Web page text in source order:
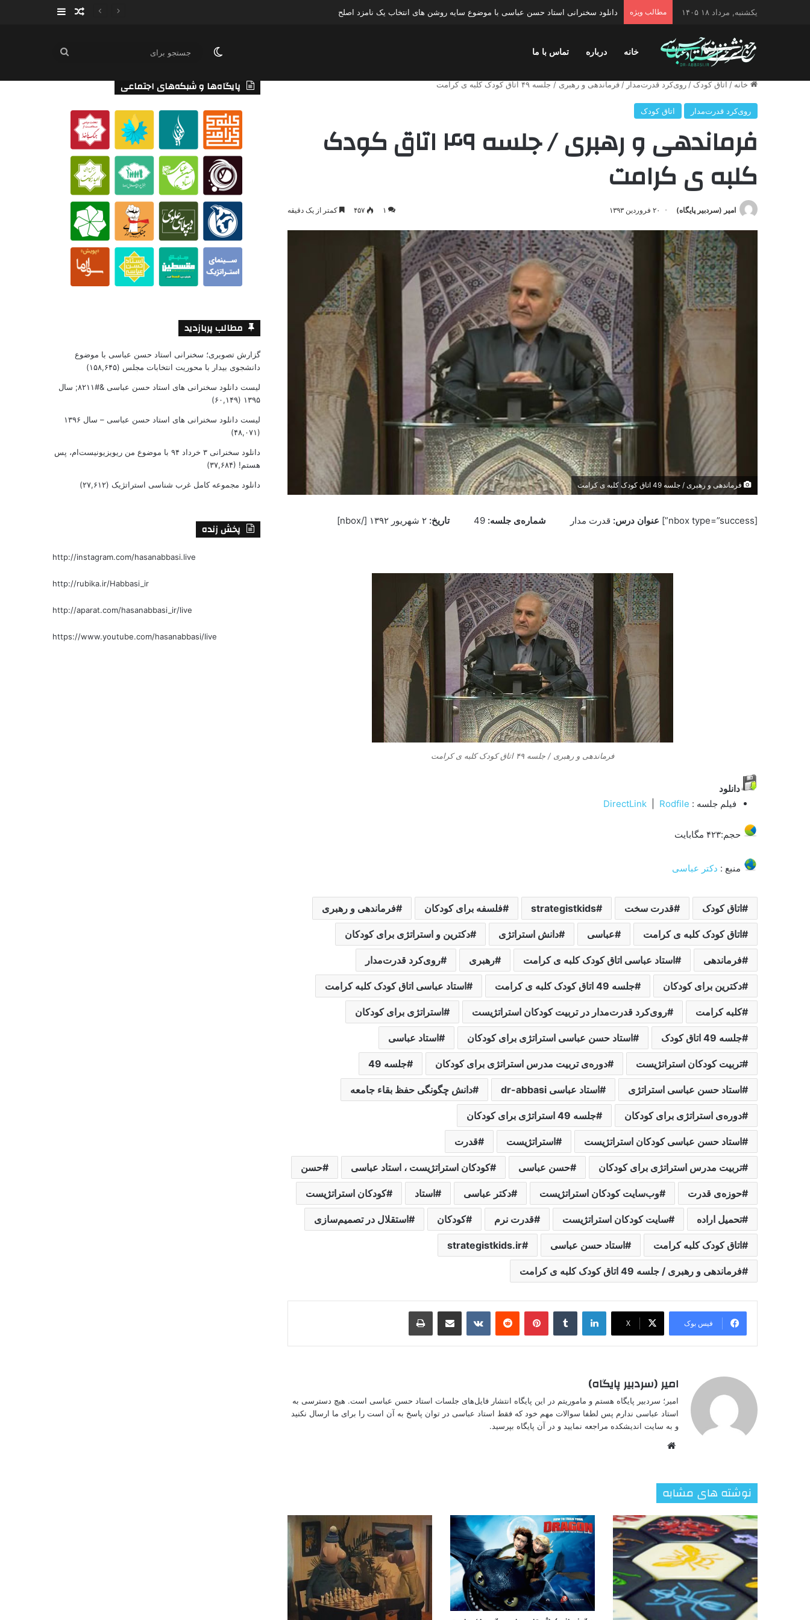
یکشنبه, مرداد ۱۸ ۱۴۰۵ مطالب ویژه دانلود سخنرانی استاد حسن عباسی با موضوع چهار انتخاب ۱۴۰۰ نوشته تصادفی
سایدبار
خانه درباره تماس با ما تغییر پوسته
جستجو
خانه / اتاق کودک / روی‌کرد قدرت‌مدار / فرماندهی و رهبری / جلسه ۴۹ اتاق کودک کلبه ی کرامت
روی‌کرد قدرت‌مدار اتاق کودک
فرماندهی و رهبری / جلسه ۴۹ اتاق کودک
کلبه ی کرامت
امیر (سردبیر پایگاه) ۲۰ فروردین ۱۳۹۳ ۱ ۴۵۷ کمتر از یک دقیقه
فرماندهی و رهبری / جلسه 49 اتاق کودک کلبه ی کرامت
[nbox type=”success”] عنوان درس: قدرت مدار شماره‌ی جلسه: تاريخ:
فرماندهی و رهبری / جلسه ۴۹ اتاق کودک کلبه ی کرامت
دانلود
فیلم جلسه :
DirectLink Rodfile
حجم:۴۲۳ مگابایت
منبع : دکتر عباسی
اتاق کودک قدرت سخت strategistkids فلسفه برای کودکان فرماندهی و رهبری
اتاق کودک کلبه ی کرامت عباسی دانش استراتژی دکترین و استراتژی برای کودکان
فرماندهی استاد عباسی اتاق کودک کلبه ی کرامت رهبری روی‌کرد قدرت‌مدار
دکترین برای کودکان جلسه 49 اتاق کودک کلبه ی کرامت استاد عباسی اتاق کودک کلبه کرامت
کلبه کرامت روی‌کرد قدرت‌مدار در تربیت کودکان استراتژیست استراتژی برای کودکان
جلسه 49 اتاق کودک استاد حسن عباسی استراتژی برای کودکان استاد عباسی
تربیت کودکان استراتژیست دوره‌ی تربیت مدرس استراتژی برای کودکان جلسه 49
استاد حسن عباسی استراتژی استاد عباسی dr-abbasi دانش چگونگی حفظ بقاء جامعه
دوره‌ی استراتژی برای کودکان جلسه 49 استراتژی برای کودکان
استاد حسن عباسی کودکان استراتژیست استراتژیست قدرت
تربیت مدرس استراتژی برای کودکان حسن عباسی کودکان استراتژیست ، استاد عباسی حسن
حوزه‌ی قدرت وب‌سایت کودکان استراتژیست دکتر عباسی استاد کودکان استراتژیست
تحمیل اراده‌ سایت کودکان استراتژیست قدرت نرم کودکان استقلال در تصمیم‌سازی
اتاق کودک کلبه کرامت استاد حسن عباسی strategistkids.ir
فرماندهی و رهبری / جلسه 49 اتاق کودک کلبه ی کرامت
فیس بوک X
لینکدین ‫تامبلر ‫پین‌ترست‫رددیت ‫VKontakteاشتراک گذاری از طریق ایمیل چاپ
امیر (سردبیر پایگاه)
امیر؛ سردبیر پایگاه هستم و ماموریتم در این پایگاه انتشار فایل‌های جلسات استاد حسن عباسی است. هیچ دسترسی به
استاد عباسی ندارم پس لطفا سوالات مهم خود که فقط استاد عباسی در توان پاسخ به آن است را برای ما ارسال نکنید
و به سایت اندیشکده مراجعه نمایید و در آن پایگاه بپرسید.
نوشته های مشابه
پایگاه‌ها و شبکه‌های اجتماعی
مطالب پربازدید
گزارش تصویری؛ سخنرانی استاد حسن عباسی با موضوع
دانشجوی بیدار با محوریت انتخابات مجلس (۱۵۸,۶۴۵)
لیست دانلود سخنرانی های استاد حسن عباسی &#۸۲۱۱; سال
۱۳۹۵ (۶۰,۱۴۹)
لیست دانلود سخنرانی های استاد حسن عباسی – سال ۱۳۹۶
(۴۸,۰۷۱)
دانلود سخنرانی ۳ خرداد ۹۴ با موضوع من ریویزیونیست‌ام، پس
هستم! (۳۷,۶۸۴)
دانلود مجموعه کامل غرب شناسی استراتژیک (۲۷,۶۱۲)
پخش زنده
http://instagram.com/hasanabbasi.live
http://rubika.ir/Habbasi_ir
http://aparat.com/hasanabbasi_ir/live
https://www.youtube.com/hasanabbasi/live